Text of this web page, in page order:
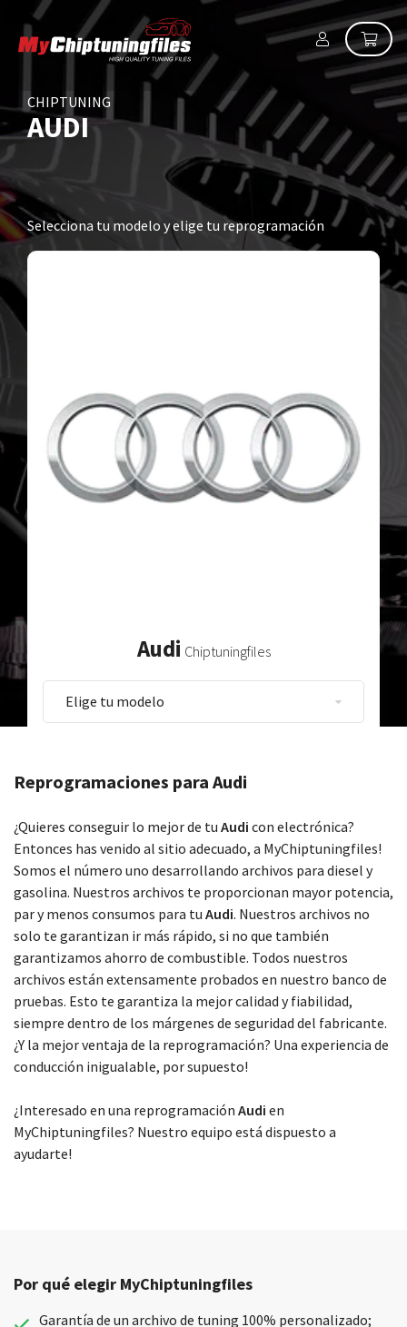
CHIPTUNING
AUDI
Selecciona tu modelo y elige tu reprogramación
Audi Chiptuningfiles
Elige tu modelo
Reprogramaciones para Audi
¿Quieres conseguir lo mejor de tu Audi con electrónica?
Entonces has venido al sitio adecuado, a MyChiptuningfiles!
Somos el número uno desarrollando archivos para diesel y
gasolina. Nuestros archivos te proporcionan mayor potencia,
par y menos consumos para tu Audi. Nuestros archivos no
solo te garantizan ir más rápido, si no que también
garantizamos ahorro de combustible. Todos nuestros
archivos están extensamente probados en nuestro banco de
pruebas. Esto te garantiza la mejor calidad y fiabilidad,
siempre dentro de los márgenes de seguridad del fabricante.
¿Y la mejor ventaja de la reprogramación? Una experiencia de
conducción inigualable, por supuesto!
¿Interesado en una reprogramación Audi en
MyChiptuningfiles? Nuestro equipo está dispuesto a
ayudarte!
Por qué elegir MyChiptuningfiles
Garantía de un archivo de tuning 100% personalizado;